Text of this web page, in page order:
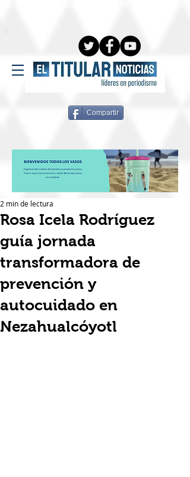
Compartir
Rosa Icela Rodríguez
guía jornada
transformadora de
prevención y
autocuidado en
Nezahualcóyotl
2 min de lectura